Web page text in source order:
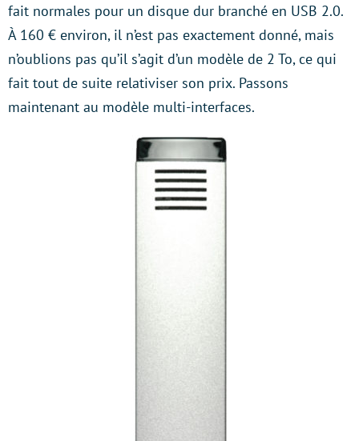
fait normales pour un disque dur branché en USB 2.0.
À 160 € environ, il n’est pas exactement donné, mais
n’oublions pas qu’il s’agit d’un modèle de 2 To, ce qui
fait tout de suite relativiser son prix. Passons
maintenant au modèle multi-interfaces.